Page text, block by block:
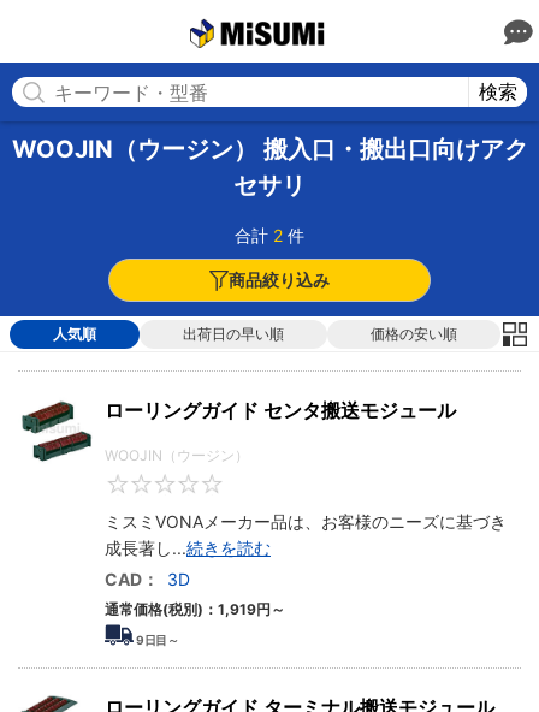
検索
WOOJIN（ウージン） 搬入口・搬出口向けアク
セサリ
合計 2 件
商品絞り込み
人気順 出荷日の早い順 価格の安い順
ローリングガイド センタ搬送モジュール
WOOJIN（ウージン）
ミスミVONAメーカー品は、お客様のニーズに基づき
成長著し...続きを読む
CAD：
3D
通常価格(税別)： 1,919円 ～
9日目～
ローリングガイド ターミナル搬送モジュール